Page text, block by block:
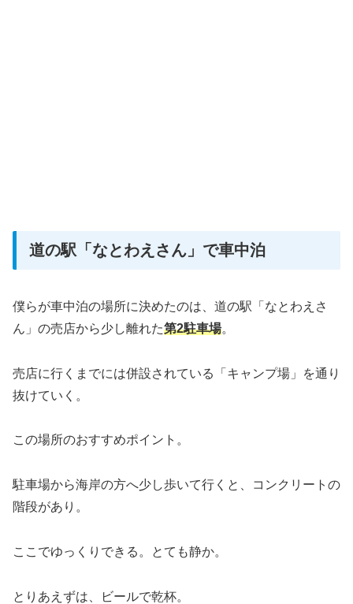
道の駅「なとわえさん」で車中泊
僕らが車中泊の場所に決めたのは、道の駅「なとわえさ
ん」の売店から少し離れた第2駐車場。
売店に行くまでには併設されている「キャンプ場」を通り
抜けていく。
この場所のおすすめポイント。
駐車場から海岸の方へ少し歩いて行くと、コンクリートの
階段があり。
ここでゆっくりできる。とても静か。
とりあえずは、ビールで乾杯。